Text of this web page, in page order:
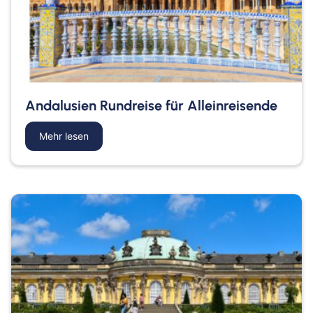
Goch
Hamm
Hausen
Haßfurt
Herbolzheim
Hof
Ingolstadt
Jülich
Kassel
Kirchzarten
Kleve
Köln
Leverkusen
Lingen
Lörrach
Minden
Müllheim
Nürnberg
Osnabrück
Osterholz-Scharmbeck
Regensburg
Remscheid
Saarbrücken
Saarlouis
Schwandorf
Schweich
Schweinfurt
Schweitenkirchen
Senftenberg
Siegenburg
Soest
Andalusien Rundreise für Alleinreisende
Mehr lesen